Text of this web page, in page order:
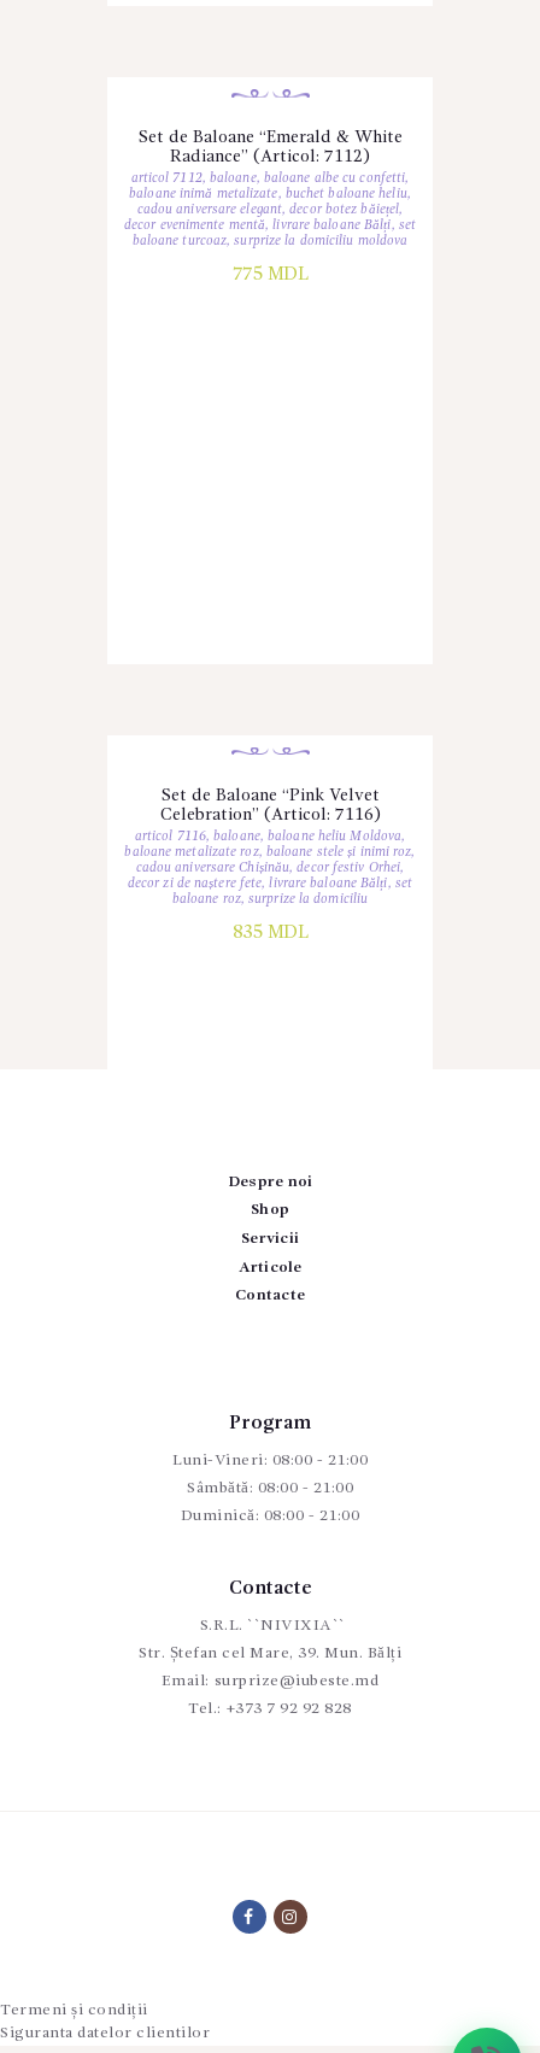
Set de Baloane “Emerald & White
Radiance” (Articol: 7112)
articol 7112, baloane, baloane albe cu confetti,
baloane inimă metalizate, buchet baloane heliu,
cadou aniversare elegant,decor botez băiețel,
decor evenimente mentă,livrare baloane Bălți, set
baloane turcoaz,surprize la domiciliu moldova
775 MDL
Set de Baloane “Pink Velvet
Celebration” (Articol: 7116)
articol 7116,baloane,baloane heliu Moldova,
baloane metalizate roz, baloane stele și inimi roz,
cadou aniversare Chișinău,decor festiv Orhei,
decor zi de naștere fete,livrare baloane Bălți, set
baloane roz,surprize la domiciliu
835 MDL
Despre noi
Shop
Servicii
Articole
Contacte
Program
Luni-Vineri: 08:00 - 21:00
Sâmbătă: 08:00 - 21:00
Duminică: 08:00 - 21:00
Contacte
S.R.L. ``NIVIXIA``
Str. Ștefan cel Mare, 39. Mun. Bălți
Email: surprize@iubeste.md
Tel.: +373 7 92 92 828
Termeni și condiții
Siguranta datelor clientilor